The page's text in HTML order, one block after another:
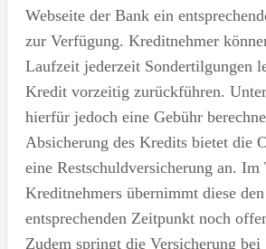
Webseite der Bank ein
zur Verfügung. Kreditnehmer
Laufzeit jederzeit Sondertilgungen
Kredit vorzeitig zurückführen.
hierfür jedoch eine Gebühr
Absicherung des Kredits bietet die
eine Restschuldversicherung an. Im
Kreditnehmers übernimmt diese
entsprechenden Zeitpunkt noch
Zudem springt die Versicherung bei